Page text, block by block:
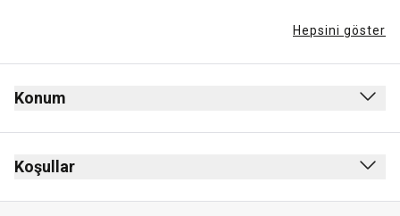
Hepsini göster
Konum
Koşullar